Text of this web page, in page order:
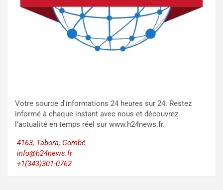
Votre source d'informations 24 heures sur 24. Restez
informé à chaque instant avec nous et découvrez
l’actualité en temps réel sur www.h24news.fr.
4163, Tabora, Gombé
info@h24news.fr
+1(343)301-0762